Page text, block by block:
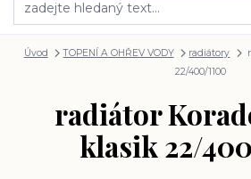
Úvod TOPENÍ A OHŘEV VODY radiátory
22/400/1100
radiátor
klasik 22/